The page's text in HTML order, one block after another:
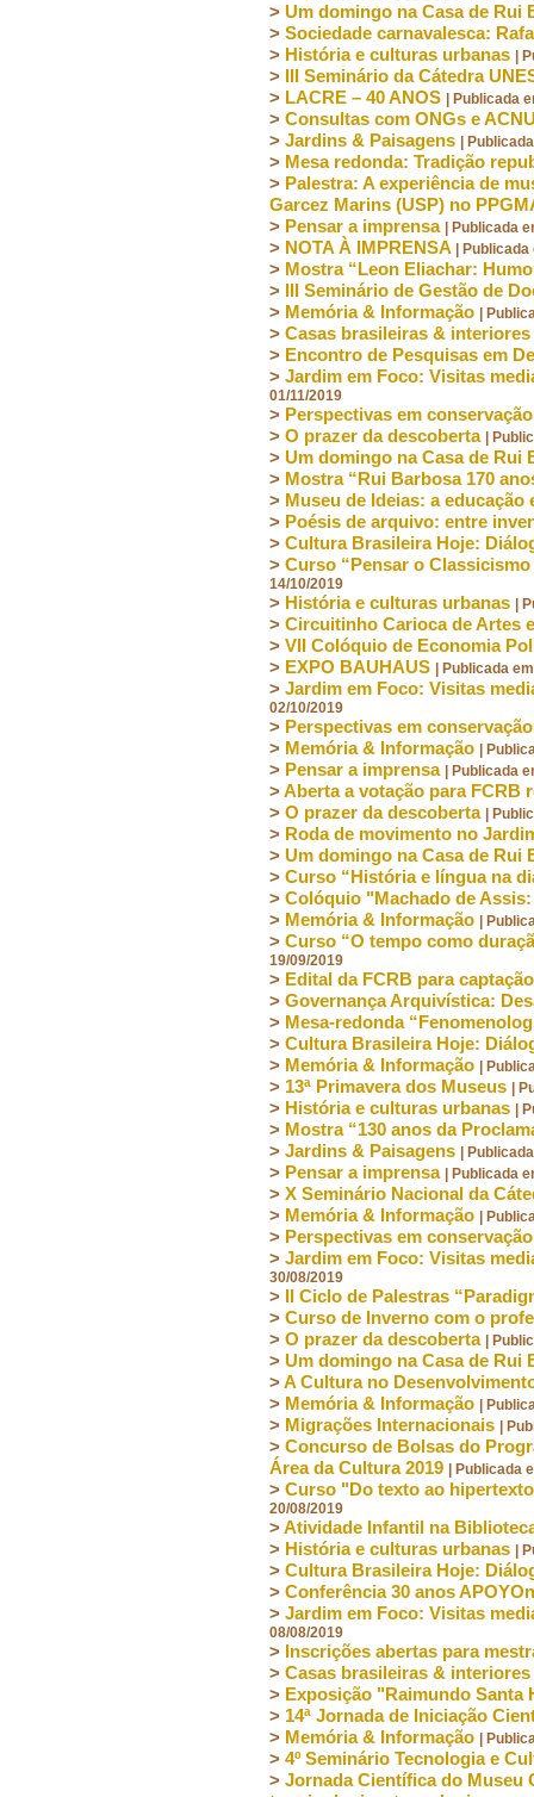
> Um domingo na Casa de Rui
> Sociedade carnavalesca:
> História e culturas urbanas |
> III Seminário da Cátedra
> LACRE – 40 ANOS | Publicada
> Consultas com ONGs e
> Jardins & Paisagens |
> Mesa redonda: Tradição
> Palestra: A experiência de
Garcez Marins (USP) no
> Pensar a imprensa | Publicada
> NOTA À IMPRENSA | Publicada
> Mostra “Leon Eliachar:
> III Seminário de Gestão de
> Memória & Informação |
> Casas brasileiras & interiores
> Encontro de Pesquisas em
> Jardim em Foco: Visitas
01/11/2019
> Perspectivas em
> O prazer da descoberta |
> Um domingo na Casa de Rui
> Mostra “Rui Barbosa 170
> Museu de Ideias: a educação
> Poésis de arquivo: entre
> Cultura Brasileira Hoje:
> Curso “Pensar o
14/10/2019
> História e culturas urbanas |
> Circuitinho Carioca de Artes
> VII Colóquio de Economia
> EXPO BAUHAUS | Publicada
> Jardim em Foco: Visitas
02/10/2019
> Perspectivas em
> Memória & Informação |
> Pensar a imprensa | Publicada
>Aberta a votação para FCRB
> O prazer da descoberta |
> Roda de movimento no
> Um domingo na Casa de Rui
> Curso “História e língua na
> Colóquio "Machado de
> Memória & Informação |
> Curso “O tempo como
19/09/2019
> Edital da FCRB para
> Governança Arquivística:
> Mesa-redonda
> Cultura Brasileira Hoje:
> Memória & Informação |
> 13ª Primavera dos Museus |
> História e culturas urbanas |
> Mostra “130 anos da
> Jardins & Paisagens |
> Pensar a imprensa | Publicada
> X Seminário Nacional da
> Memória & Informação |
> Perspectivas em
> Jardim em Foco: Visitas
30/08/2019
> II Ciclo de Palestras
> Curso de Inverno com o
> O prazer da descoberta |
> Um domingo na Casa de Rui
>A Cultura no
> Memória & Informação |
> Migrações Internacionais |
> Concurso de Bolsas do
Área da Cultura 2019 | Publicada
> Curso "Do texto ao
20/08/2019
>Atividade Infantil na
> História e culturas urbanas |
> Cultura Brasileira Hoje:
> Conferência 30 anos
> Jardim em Foco: Visitas
08/08/2019
> Inscrições abertas para
> Casas brasileiras & interiores
> Exposição "Raimundo Santa
> 14ª Jornada de Iniciação
> Memória & Informação |
> 4º Seminário Tecnologia e
> Jornada Científica do Museu